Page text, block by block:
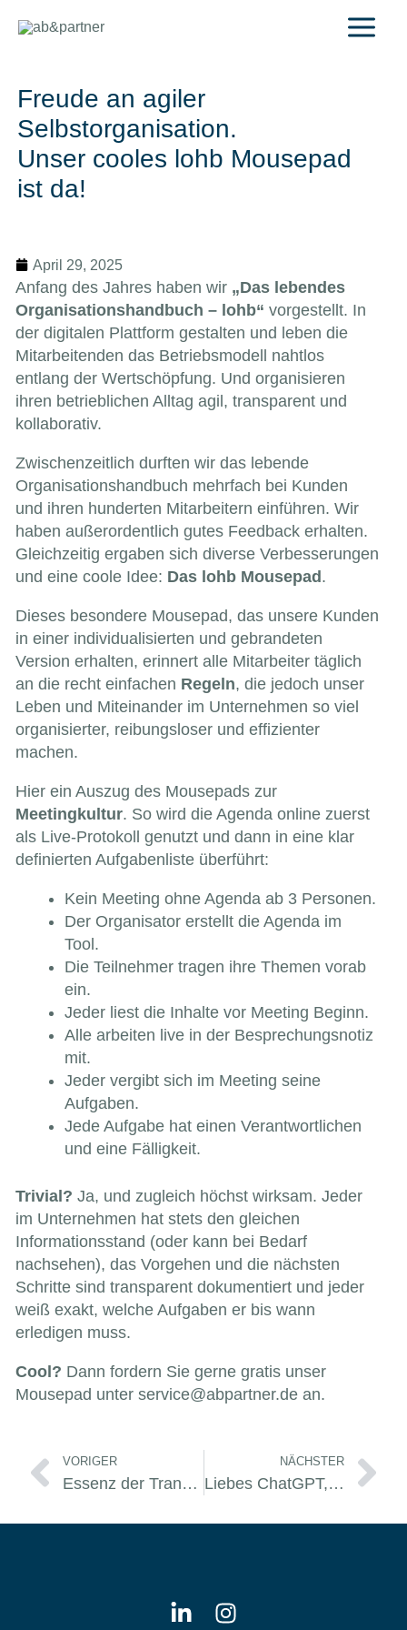
Inhalt
Freude an agiler
Selbstorganisation.
Unser cooles lohb Mousepad
ist da!
April 29, 2025
Anfang des Jahres haben wir „Das lebendes
Organisationshandbuch – lohb“ vorgestellt. In
der digitalen Plattform gestalten und leben die
Mitarbeitenden das Betriebsmodell nahtlos
entlang der Wertschöpfung. Und organisieren
ihren betrieblichen Alltag agil, transparent und
kollaborativ.
Zwischenzeitlich durften wir das lebende
Organisationshandbuch mehrfach bei Kunden
und ihren hunderten Mitarbeitern einführen. Wir
haben außerordentlich gutes Feedback erhalten.
Gleichzeitig ergaben sich diverse Verbesserungen
und eine coole Idee: Das lohb Mousepad.
Dieses besondere Mousepad, das unsere Kunden
in einer individualisierten und gebrandeten
Version erhalten, erinnert alle Mitarbeiter täglich
an die recht einfachen Regeln, die jedoch unser
Leben und Miteinander im Unternehmen so viel
organisierter, reibungsloser und effizienter
machen.
Hier ein Auszug des Mousepads zur
Meetingkultur. So wird die Agenda online zuerst
als Live-Protokoll genutzt und dann in eine klar
definierten Aufgabenliste überführt:
Kein Meeting ohne Agenda ab 3 Personen.
Der Organisator erstellt die Agenda im
Tool.
Die Teilnehmer tragen ihre Themen vorab
ein.
Jeder liest die Inhalte vor Meeting Beginn.
Alle arbeiten live in der Besprechungsnotiz
mit.
Jeder vergibt sich im Meeting seine
Aufgaben.
Jede Aufgabe hat einen Verantwortlichen
und eine Fälligkeit.
Trivial? Ja, und zugleich höchst wirksam. Jeder
im Unternehmen hat stets den gleichen
Informationsstand (oder kann bei Bedarf
nachsehen), das Vorgehen und die nächsten
Schritte sind transparent dokumentiert und jeder
weiß exakt, welche Aufgaben er bis wann
erledigen muss.
Cool? Dann fordern Sie gerne gratis unser
Mousepad unterservice@abpartner.de an.
Zurück
VORIGER
Essenz der Transformation
NÄCHSTER
Liebes ChatGPT, was meinst Du?